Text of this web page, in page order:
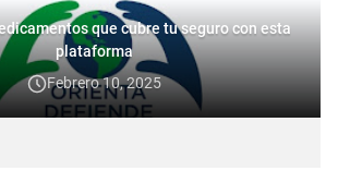
que cubre tu seguro con esta
plataforma
Febrero 10, 2025